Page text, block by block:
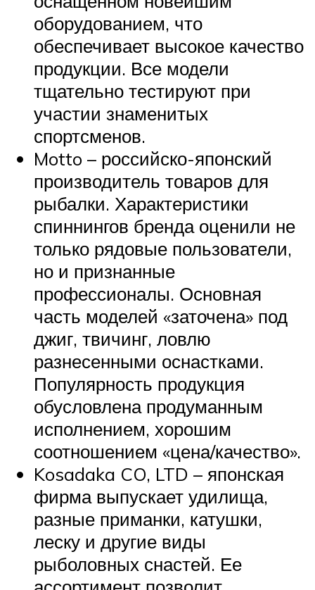
оборудованием, что
обеспечивает высокое качество
продукции. Все модели
тщательно тестируют при
участии знаменитых
спортсменов.
Motto – российско-японский
производитель товаров для
рыбалки. Характеристики
спиннингов бренда оценили не
только рядовые пользователи,
но и признанные
профессионалы. Основная
часть моделей «заточена» под
джиг, твичинг, ловлю
разнесенными оснастками.
Популярность продукция
обусловлена продуманным
исполнением, хорошим
соотношением «цена/качество».
Kosadaka CO, LTD – японская
фирма выпускает удилища,
разные приманки, катушки,
леску и другие виды
рыболовных снастей. Ее